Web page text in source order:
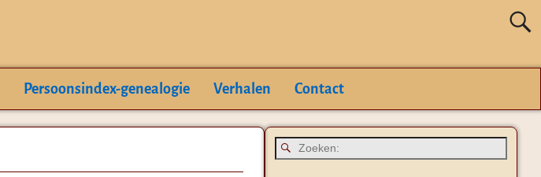
Persoonsindex-genealogie Verhalen Contact